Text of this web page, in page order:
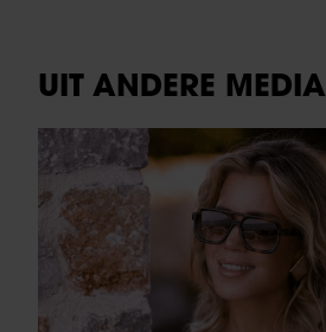
UIT ANDERE MEDIA